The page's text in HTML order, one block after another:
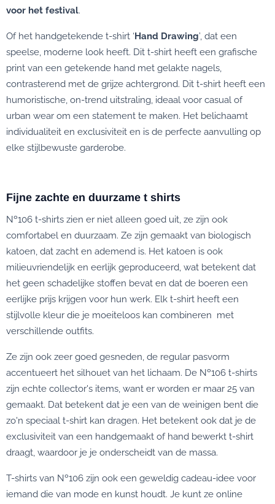
voor het festival.
Of het handgetekende t-shirt ‘ Hand Drawing’, dat een
speelse, moderne look heeft. Dit t-shirt heeft een grafische
print van een getekende hand met gelakte nagels,
contrasterend met de grijze achtergrond. Dit t-shirt heeft een
humoristische, on-trend uitstraling, ideaal voor casual of
urban wear om een statement te maken. Het belichaamt
individualiteit en exclusiviteit en is de perfecte aanvulling op
elke stijlbewuste garderobe.
Fijne zachte en duurzame t shirts
Nº106 t-shirts zien er niet alleen goed uit, ze zijn ook
comfortabel en duurzaam. Ze zijn gemaakt van biologisch
katoen, dat zacht en ademend is. Het katoen is ook
milieuvriendelijk en eerlijk geproduceerd, wat betekent dat
het geen schadelijke stoffen bevat en dat de boeren een
eerlijke prijs krijgen voor hun werk. Elk t-shirt heeft een
stijlvolle kleur die je moeiteloos kan combineren met
verschillende outfits.
Ze zijn ook zeer goed gesneden, de regular pasvorm
accentueert het silhouet van het lichaam. De Nº106 t-shirts
zijn echte collector's items, want er worden er maar 25 van
gemaakt. Dat betekent dat je een van de weinigen bent die
zo'n speciaal t-shirt kan dragen. Het betekent ook dat je de
exclusiviteit van een handgemaakt of hand bewerkt t-shirt
draagt, waardoor je je onderscheidt van de massa.
T-shirts van Nº106 zijn ook een geweldig cadeau-idee voor
iemand die van mode en kunst houdt. Je kunt ze online